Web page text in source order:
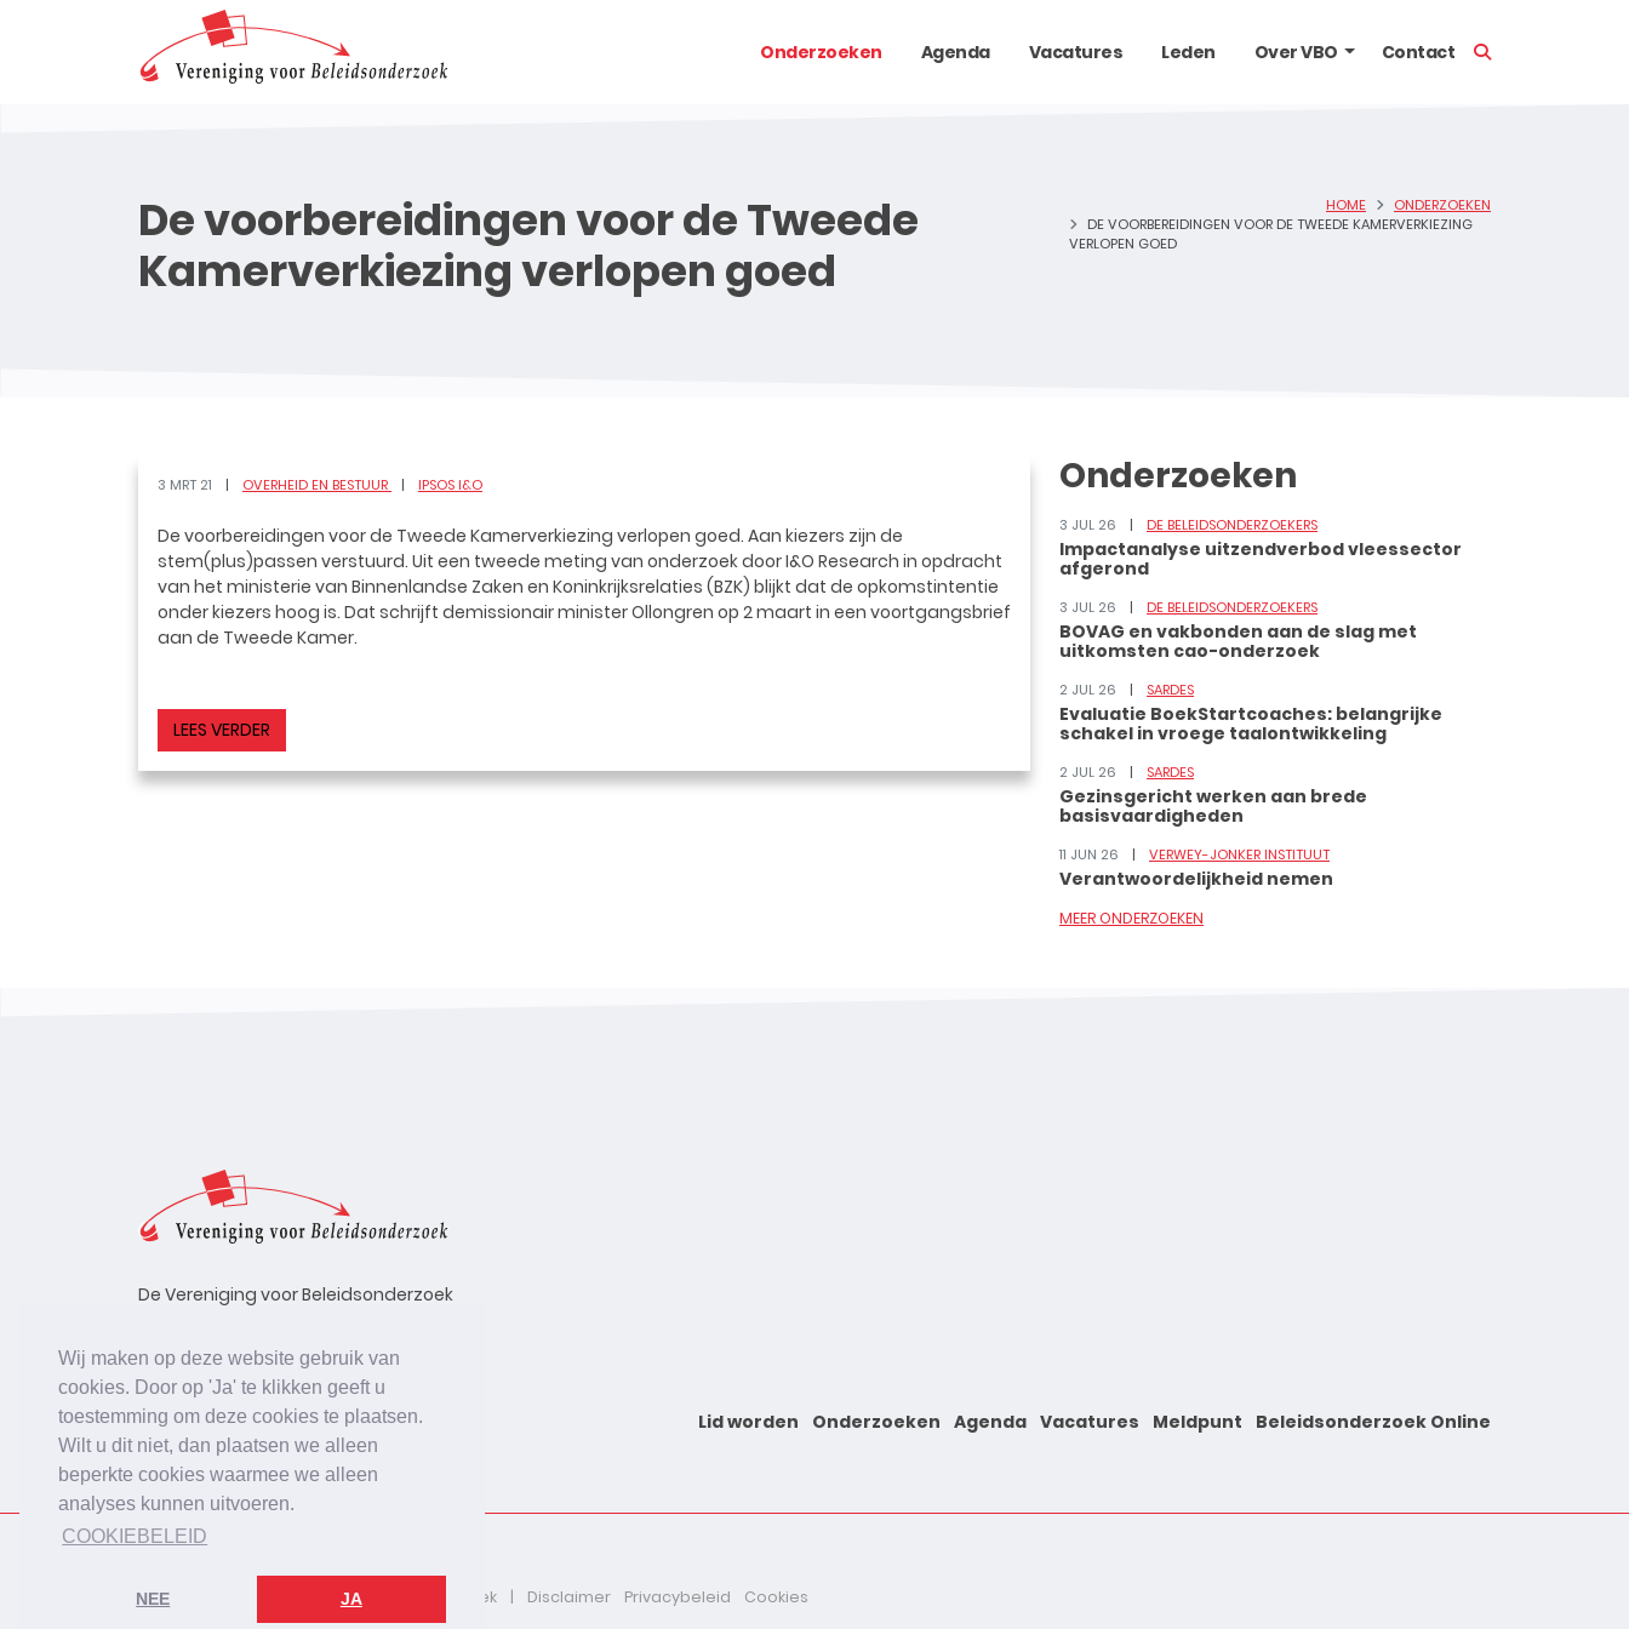
Wij maken op deze website gebruik van
cookies. Door op 'Ja' te klikken geeft u
toestemming om deze cookies te plaatsen.
Wilt u dit niet, dan plaatsen we alleen
beperkte cookies waarmee we alleen
analyses kunnen uitvoeren.
COOKIEBELEID
NEE JA
Onderzoeken Agenda Vacatures Leden Over VBO Contact
De voorbereidingen voor de Tweede
Kamerverkiezing verlopen goed
HOME
ONDERZOEKEN
DE VOORBEREIDINGEN VOOR DE TWEEDE KAMERVERKIEZING
VERLOPEN GOED
3 MRT 21 OVERHEID EN BESTUUR IPSOS I&O
De voorbereidingen voor de Tweede Kamerverkiezing verlopen goed. Aan kiezers zijn de
stem(plus)passen verstuurd. Uit een tweede meting van onderzoek door I&O Research in opdracht
van het ministerie van Binnenlandse Zaken en Koninkrijksrelaties (BZK) blijkt dat de opkomstintentie
onder kiezers hoog is. Dat schrijft demissionair minister Ollongren op 2 maart in een voortgangsbrief
aan de Tweede Kamer.
LEES VERDER
Onderzoeken
3 JUL 26 DE BELEIDSONDERZOEKERS
Impactanalyse uitzendverbod vleessector
afgerond
3 JUL 26 DE BELEIDSONDERZOEKERS
BOVAG en vakbonden aan de slag met
uitkomsten cao-onderzoek
2 JUL 26 SARDES
Evaluatie BoekStartcoaches: belangrijke
schakel in vroege taalontwikkeling
2 JUL 26 SARDES
Gezinsgericht werken aan brede
basisvaardigheden
11 JUN 26 VERWEY-JONKER INSTITUUT
Verantwoordelijkheid nemen
MEER ONDERZOEKEN
De Vereniging voor Beleidsonderzoek
bevorderen van beleidsonderzoek,
uitgevoerd in opdracht van
beleidsinstanties, uitvoerende
organisaties en bedrijfsleven.
Lid worden Onderzoeken Agenda Vacatures Meldpunt Beleidsonderzoek Online
2026 © De Vereniging voor Beleidsonderzoek Disclaimer Privacybeleid Cookies